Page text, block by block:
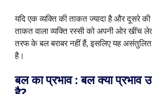
यदि एक व्यक्ति की ताकत ज्यादा है और दूसरे की
ताकत वाला व्यक्ति रस्सी को अपनी ओर खींच
तरफ के बल बराबर नहीं हैं, इसलिए यह
है।
बल का प्रभाव : बल क्या प्रभाव